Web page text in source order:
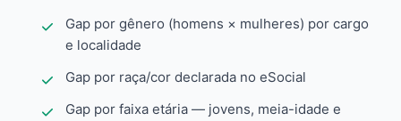
Gap por gênero (homens × mulheres) por cargo
e localidade
Gap por raça/cor declarada no eSocial
Gap por faixa etária — jovens, meia-idade e